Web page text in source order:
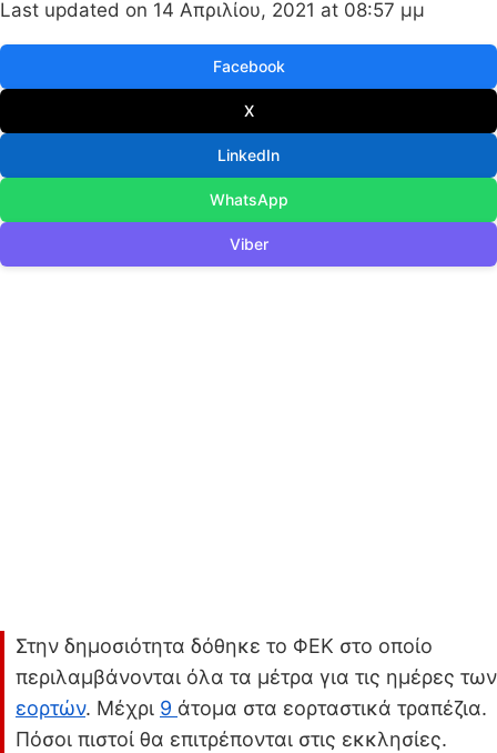
Last updated on 14 Απριλίου, 2021 at 08:57 μμ
Facebook
X
LinkedIn
WhatsApp
Viber
Στην δημοσιότητα δόθηκε το ΦΕΚ στο οποίο
περιλαμβάνονται όλα τα μέτρα για τις ημέρες των
εορτών. Μέχρι 9 άτομα στα εορταστικά τραπέζια.
Πόσοι πιστοί θα επιτρέπονται στις εκκλησίες.